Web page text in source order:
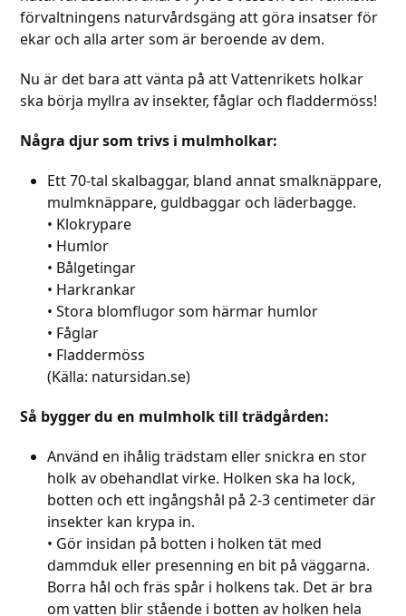
förvaltningens naturvårdsgäng att göra insatser för
ekar och alla arter som är beroende av dem.
Nu är det bara att vänta på att Vattenrikets holkar
ska börja myllra av insekter, fåglar och fladdermöss!
Några djur som trivs i mulmholkar:
Ett 70-tal skalbaggar, bland annat smalknäppare,
mulmknäppare, guldbaggar och läderbagge.
• Klokrypare
• Humlor
• Bålgetingar
• Harkrankar
• Stora blomflugor som härmar humlor
• Fåglar
• Fladdermöss
(Källa: natursidan.se)
Så bygger du en mulmholk till trädgården:
Använd en ihålig trädstam eller snickra en stor
holk av obehandlat virke. Holken ska ha lock,
botten och ett ingångshål på 2-3 centimeter där
insekter kan krypa in.
• Gör insidan på botten i holken tät med
dammduk eller presenning en bit på väggarna.
Borra hål och fräs spår i holkens tak. Det är bra
om vatten blir stående i botten av holken hela